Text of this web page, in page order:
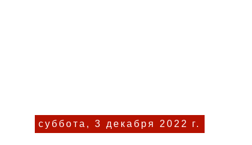
суббота, 3 декабря 2022 г.